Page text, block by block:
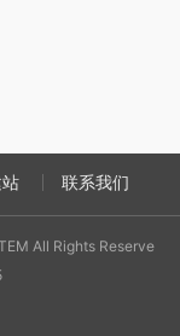
联系我们
All Rights Reserve